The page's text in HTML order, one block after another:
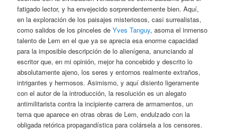
fatigado lector, y ha envejecido sorprendentemente bien. Aquí,
en la exploración de los paisajes misteriosos, casi surrealistas,
como salidos de los pinceles deYves Tanguy, asoma el inmenso
talento de Lem en el que ya se aprecia esa enorme capacidad
para la imposible descripción de lo alienígena, anunciando al
escritor que, en mi opinión, mejor ha concebido y descrito lo
absolutamente ajeno, los seres y entornos realmente extraños,
intrigantes y hermosos. Asimismo, y aquí disiento ligeramente
con el autor de la introducción, la resolución es un alegato
antimilitarista contra la incipiente carrera de armamentos, un
tema que aparece en otras obras de Lem, endulzado con la
obligada retórica propagandística para colársela a los censores.